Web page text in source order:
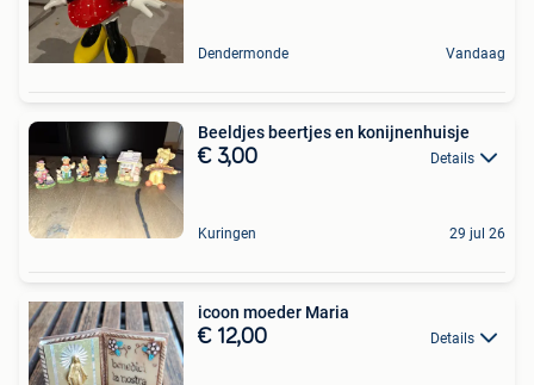
Dendermonde Vandaag
Beeldjes beertjes en konijnenhuisje
€ 3,00 Details
Kuringen 29 jul 26
icoon moeder Maria
€ 12,00 Details